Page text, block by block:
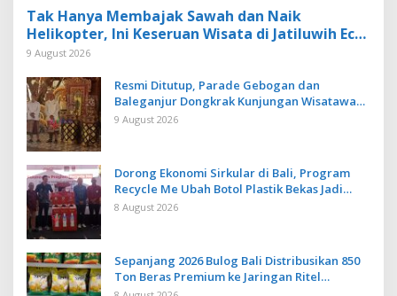
Tak Hanya Membajak Sawah dan Naik
Helikopter, Ini Keseruan Wisata di Jatiluwih Eco
Farm Tabanan
9 August 2026
Resmi Ditutup, Parade Gebogan dan
Baleganjur Dongkrak Kunjungan Wisatawan
Ulun Danu Beratan dan The Blooms
9 August 2026
Dorong Ekonomi Sirkular di Bali, Program
Recycle Me Ubah Botol Plastik Bekas Jadi
Bahan Baku Baru
8 August 2026
Sepanjang 2026 Bulog Bali Distribusikan 850
Ton Beras Premium ke Jaringan Ritel
Moderen